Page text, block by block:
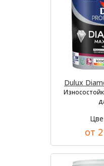
Dulux
от